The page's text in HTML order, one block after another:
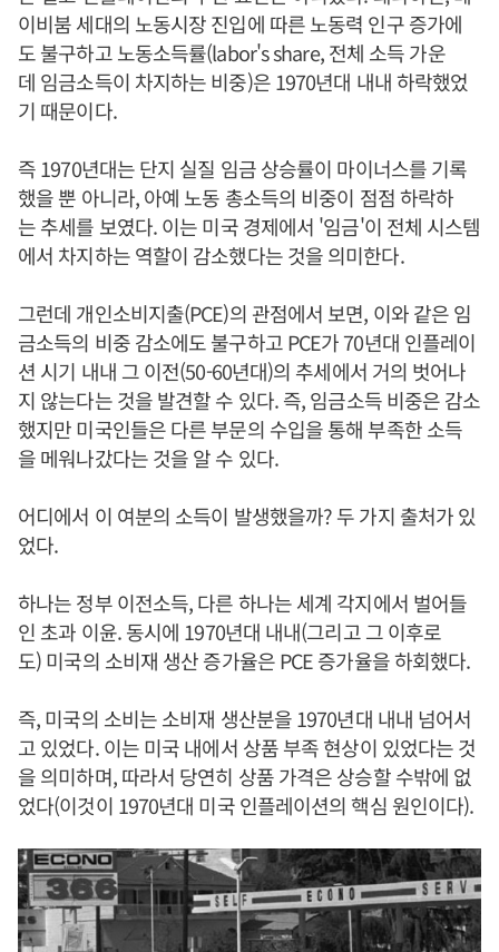
이비붐 세대의 노동시장 진입에 따른 노동력 인구 증가에
도 불구하고 노동소득률(labor's share, 전체 소득 가운
데 임금소득이 차지하는 비중)은 1970년대 내내 하락했었
기 때문이다.
즉 1970년대는 단지 실질 임금 상승률이 마이너스를 기록
했을 뿐 아니라, 아예 노동 총소득의 비중이 점점 하락하
는 추세를 보였다. 이는 미국 경제에서 '임금'이 전체 시스템
에서 차지하는 역할이 감소했다는 것을 의미한다.
그런데 개인소비지출(PCE)의 관점에서 보면, 이와 같은 임
금소득의 비중 감소에도 불구하고 PCE가 70년대 인플레이
션 시기 내내 그 이전(50-60년대)의 추세에서 거의 벗어나
지 않는다는 것을 발견할 수 있다. 즉, 임금소득 비중은 감소
했지만 미국인들은 다른 부문의 수입을 통해 부족한 소득
을 메워나갔다는 것을 알 수 있다.
어디에서 이 여분의 소득이 발생했을까? 두 가지 출처가 있
었다.
하나는 정부 이전소득, 다른 하나는 세계 각지에서 벌어들
인 초과 이윤. 동시에 1970년대 내내(그리고 그 이후로
도) 미국의 소비재 생산 증가율은 PCE 증가율을 하회했다.
즉, 미국의 소비는 소비재 생산분을 1970년대 내내 넘어서
고 있었다. 이는 미국 내에서 상품 부족 현상이 있었다는 것
을 의미하며, 따라서 당연히 상품 가격은 상승할 수밖에 없
었다(이것이 1970년대 미국 인플레이션의 핵심 원인이다).